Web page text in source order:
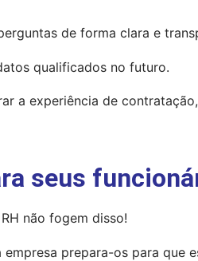
de forma clara e
qualificados no futuro.
a experiência de contratação,
seus
não fogem disso!
prepara-os para que